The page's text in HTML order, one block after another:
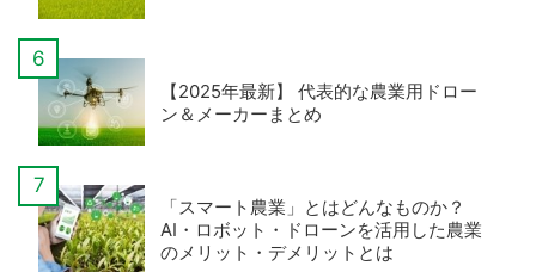
【2025年最新】 代表的な農業用ドロー
ン＆メーカーまとめ
「スマート農業」とはどんなものか？
AI・ロボット・ドローンを活用した農業
のメリット・デメリットとは